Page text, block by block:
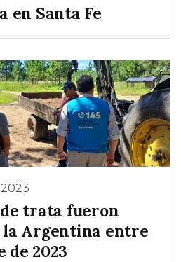
en Santa Fe
trata fueron
la Argentina entre
de 2023